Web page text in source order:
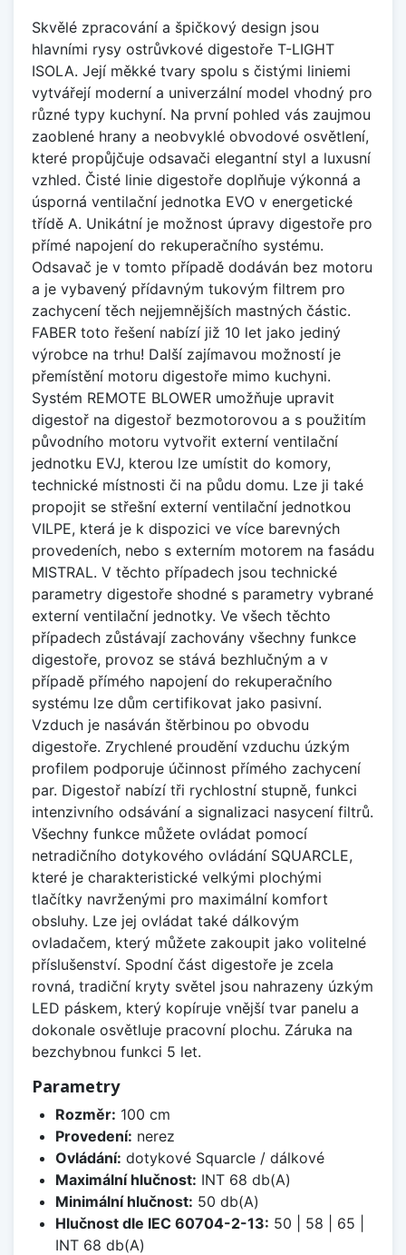
Skvělé zpracování a špičkový design jsou
hlavními rysy ostrůvkové digestoře T-LIGHT
ISOLA. Její měkké tvary spolu s čistými liniemi
vytvářejí moderní a univerzální model vhodný pro
různé typy kuchyní. Na první pohled vás zaujmou
zaoblené hrany a neobvyklé obvodové osvětlení,
které propůjčuje odsavači elegantní styl a luxusní
vzhled. Čisté linie digestoře doplňuje výkonná a
úsporná ventilační jednotka EVO v energetické
třídě A. Unikátní je možnost úpravy digestoře pro
přímé napojení do rekuperačního systému.
Odsavač je v tomto případě dodáván bez motoru
a je vybavený přídavným tukovým filtrem pro
zachycení těch nejjemnějších mastných částic.
FABER toto řešení nabízí již 10 let jako jediný
výrobce na trhu! Další zajímavou možností je
přemístění motoru digestoře mimo kuchyni.
Systém REMOTE BLOWER umožňuje upravit
digestoř na digestoř bezmotorovou a s použitím
původního motoru vytvořit externí ventilační
jednotku EVJ, kterou lze umístit do komory,
technické místnosti či na půdu domu. Lze ji také
propojit se střešní externí ventilační jednotkou
VILPE, která je k dispozici ve více barevných
provedeních, nebo s externím motorem na fasádu
MISTRAL. V těchto případech jsou technické
parametry digestoře shodné s parametry vybrané
externí ventilační jednotky. Ve všech těchto
případech zůstávají zachovány všechny funkce
digestoře, provoz se stává bezhlučným a v
případě přímého napojení do rekuperačního
systému lze dům certifikovat jako pasivní.
Vzduch je nasáván štěrbinou po obvodu
digestoře. Zrychlené proudění vzduchu úzkým
profilem podporuje účinnost přímého zachycení
par. Digestoř nabízí tři rychlostní stupně, funkci
intenzivního odsávání a signalizaci nasycení filtrů.
Všechny funkce můžete ovládat pomocí
netradičního dotykového ovládání SQUARCLE,
které je charakteristické velkými plochými
tlačítky navrženými pro maximální komfort
obsluhy. Lze jej ovládat také dálkovým
ovladačem, který můžete zakoupit jako volitelné
příslušenství. Spodní část digestoře je zcela
rovná, tradiční kryty světel jsou nahrazeny úzkým
LED páskem, který kopíruje vnější tvar panelu a
dokonale osvětluje pracovní plochu. Záruka na
bezchybnou funkci 5 let.
Parametry
Rozměr: 100 cm
Provedení: nerez
Ovládání: dotykové Squarcle / dálkové
Maximální hlučnost: INT 68 db(A)
Minimální hlučnost: 50 db(A)
Hlučnost dle IEC 60704-2-13: 50 | 58 | 65 |
INT 68 db(A)